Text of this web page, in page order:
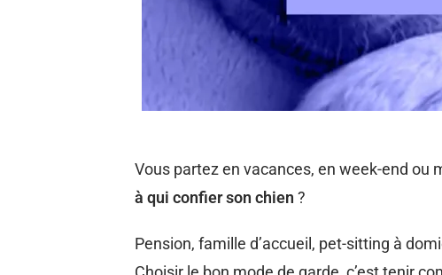
Vous partez en vacances, en week-end ou
à qui confier son chien ?
Pension, famille d’accueil, pet-sitting à